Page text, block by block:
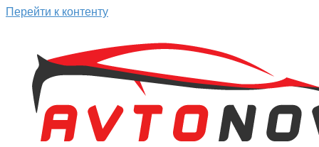
Перейти к контенту